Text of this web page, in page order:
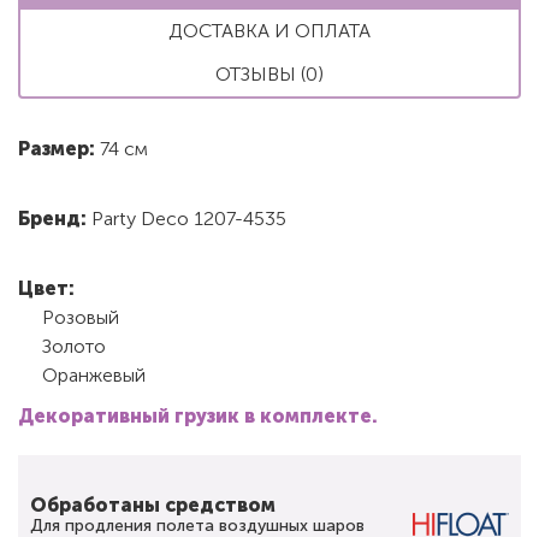
ДОСТАВКА И ОПЛАТА
ОТЗЫВЫ (0)
Размер: 74 см
Бренд: Party Deco 1207-4535
Цвет:
Розовый
Золото
Оранжевый
Декоративный грузик в комплекте.
Обработаны средством
Для продления полета воздушных шаров